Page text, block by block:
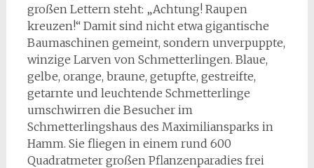
großen Lettern steht: „Achtung! Raupen
kreuzen!“ Damit sind nicht etwa gigantische
Baumaschinen gemeint, sondern unverpuppte,
winzige Larven von Schmetterlingen. Blaue,
gelbe, orange, braune, getupfte, gestreifte,
getarnte und leuchtende Schmetterlinge
umschwirren die Besucher im
Schmetterlingshaus des Maximiliansparks in
Hamm. Sie fliegen in einem rund 600
Quadratmeter großen Pflanzenparadies frei